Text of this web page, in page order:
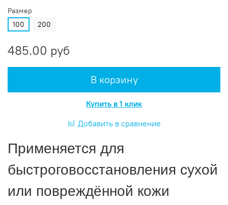
Размер
100
200
485.00 руб
В корзину
Купить в 1 клик
Добавить в сравнение
Применяется для
быстроговосстановления сухой
или повреждённой кожи